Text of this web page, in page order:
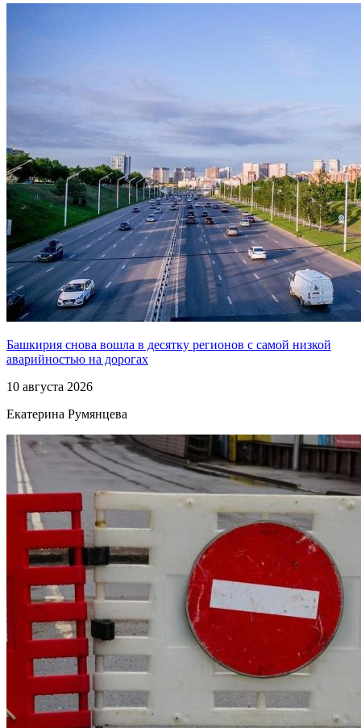
Башкирия снова вошла в десятку регионов с самой низкой
аварийностью на дорогах
10 августа 2026
Екатерина Румянцева